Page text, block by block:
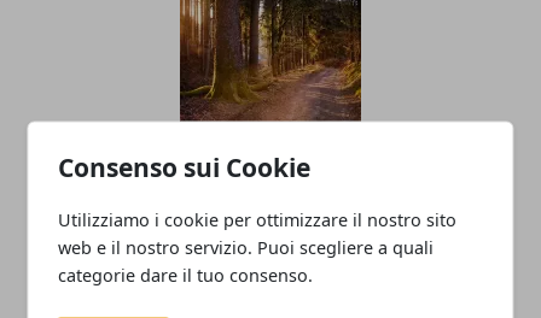
Consenso sui Cookie
Utilizziamo i cookie per ottimizzare il nostro sito
web e il nostro servizio. Puoi scegliere a quali
categorie dare il tuo consenso.
Cremona esce dalle zone di
contenimento per la Peste Suina
Africana
27/11/2025